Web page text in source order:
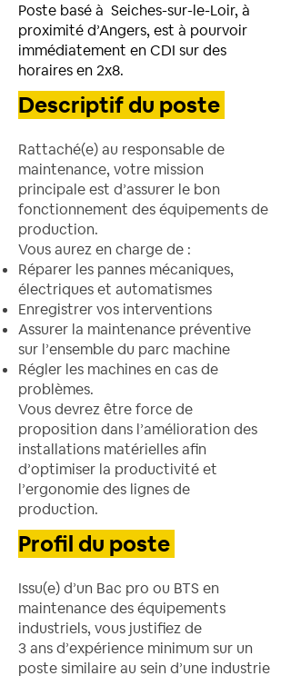
Poste basé à Seiches-sur-le-Loir, à
proximité d’Angers, est à pourvoir
immédiatement en CDI sur des
horaires en 2x8.
Descriptif du poste
Rattaché(e) au responsable de
maintenance, votre mission
principale est d’assurer le bon
fonctionnement des équipements de
production.
Vous aurez en charge de :
Réparer les pannes mécaniques,
électriques et automatismes
Enregistrer vos interventions
Assurer la maintenance préventive
sur l’ensemble du parc machine
Régler les machines en cas de
problèmes.
Vous devrez être force de
proposition dans l’amélioration des
installations matérielles afin
d’optimiser la productivité et
l’ergonomie des lignes de
production.
Profil du poste
Issu(e) d’un Bac pro ou BTS en
maintenance des équipements
industriels, vous justifiez de
3 ans d’expérience minimum sur un
poste similaire au sein d’une industrie